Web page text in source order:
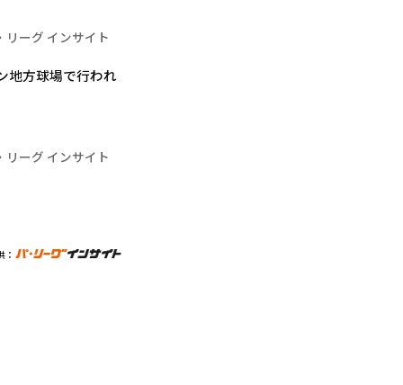
リーグ インサイト
地方球場で行われ
リーグ インサイト
：